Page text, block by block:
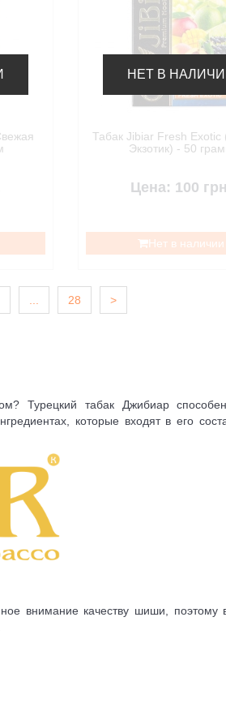
НЕТ В
Табак Jibiar Fresh Exotic
Экзотик) - 50
Цена: 100
Нет в наличии
28 >
Турецкий табак Джибиар
которые входят в его
внимание качеству шиши, поэтому